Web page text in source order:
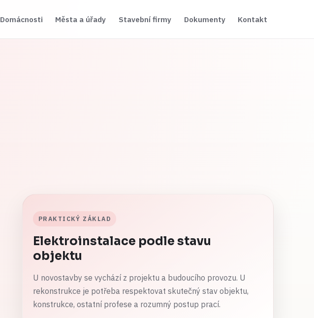
Domácnosti Města a úřady Stavební firmy Dokumenty Kontakt
PRAKTICKÝ ZÁKLAD
Elektroinstalace podle stavu
objektu
U novostavby se vychází z projektu a budoucího provozu. U
rekonstrukce je potřeba respektovat skutečný stav objektu,
konstrukce, ostatní profese a rozumný postup prací.